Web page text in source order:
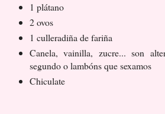
1 plátano
2 ovos
1 culleradiña de fariña
Canela, vainilla, zucre... son
segundo o lambóns que sexamos
Chiculate